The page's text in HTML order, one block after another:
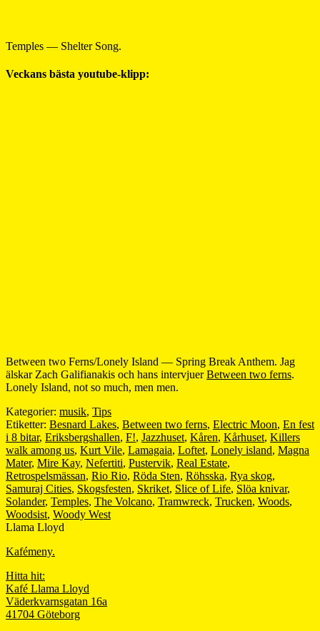
Temples — Shelter Song.
Veckans bästa youtube-klipp:
Between two Ferns/Lonely Island — Spring Break Anthem. Jag
älskar Zach Galifianakis och hans intervjuerBetween two ferns.
Lonely Island, not so much, men men.
Kategorier: musik, Tips
Etiketter: Besnard Lakes, Between two ferns, Electric Moon, En fest
i 8 bitar, Eriksbergshallen, F!, Jazzhuset, Kåren, Kårhuset, Killers
walk among us, Kurt Vile, Lamagaia, Loftet, Lonely island, Magna
Mater, Mire Kay, Nefertiti, Pustervik, Real Estate,
Retrospelsmässan, Rio Rio, Röda Sten, Röhsska, Rya skog,
Samuraj Cities, Skogsfesten, Skriket, Slice of Life, Slöa knivar,
Solander, Temples, The Volcano, Tramwreck, Trucken, Woods,
Woodsist, Woody West
Llama Lloyd
Kafémeny.
Hitta hit:
Kafé Llama Lloyd
Väderkvarnsgatan 16a
41704 Göteborg